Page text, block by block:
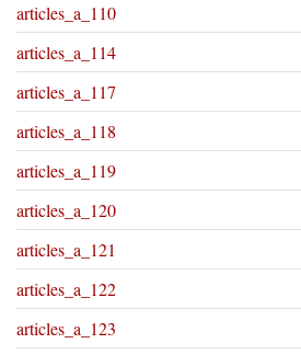
articles_a_110
articles_a_114
articles_a_117
articles_a_118
articles_a_119
articles_a_120
articles_a_121
articles_a_122
articles_a_123